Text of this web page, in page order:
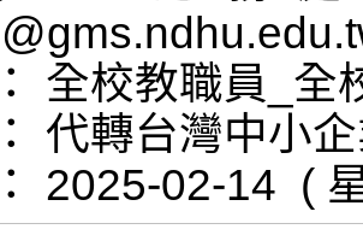
全校教職員_全
代轉台灣中小